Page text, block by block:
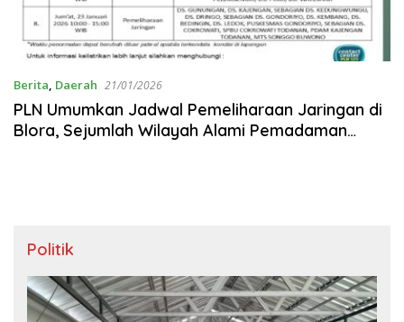
Berita, Daerah 21/01/2026
PLN Umumkan Jadwal Pemeliharaan Jaringan di
Blora, Sejumlah Wilayah Alami Pemadaman
Politik